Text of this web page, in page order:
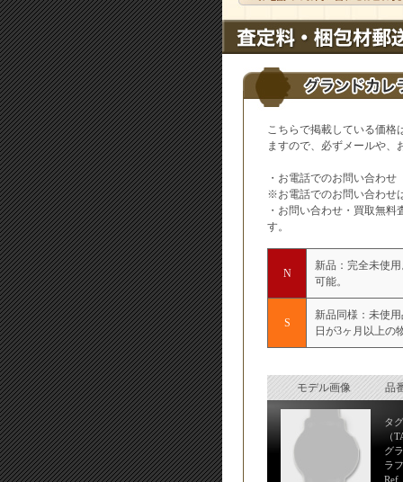
こちらで掲載している価格
ますので、必ずメールや、
・お電話でのお問い合わ
※お電話でのお問い合わせ
・お問い合わせ・買取無
す。
N
新品：完全未使
可能。
S
新品同様：未使
日が3ヶ月以上の
モデル画像 品
タ
（
グ
ラ